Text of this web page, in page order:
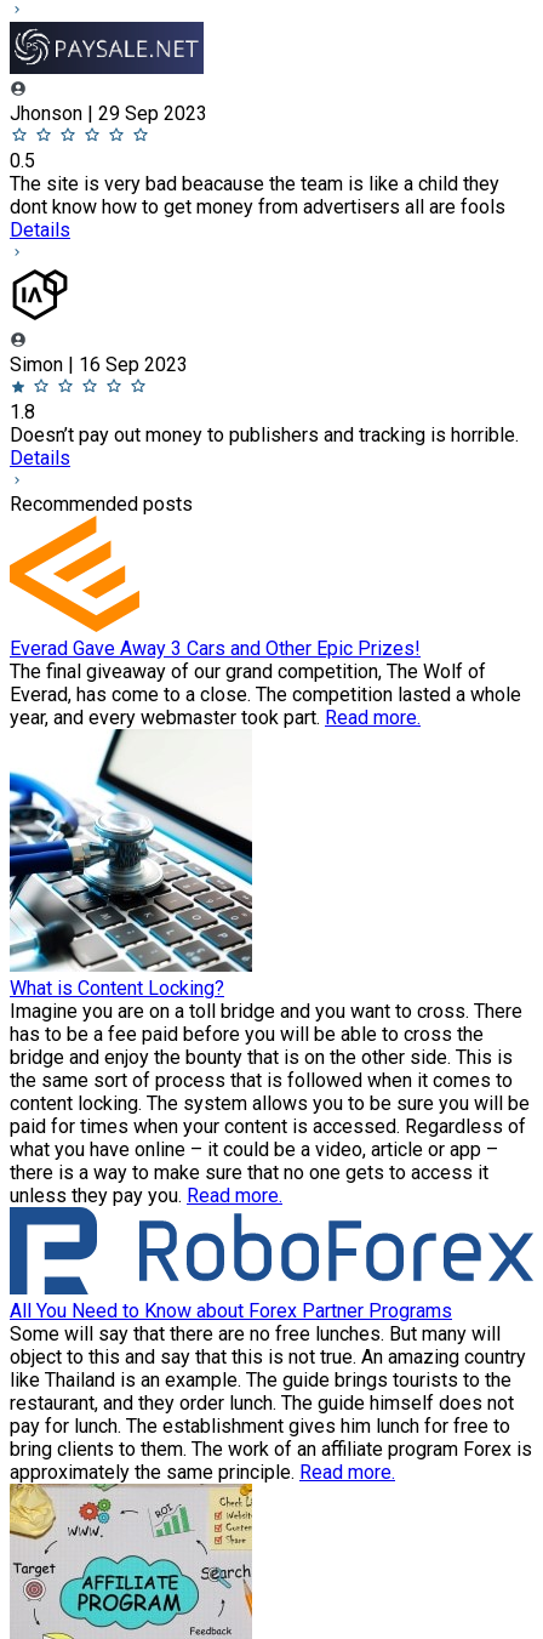
Jhonson | 29 Sep 2023
0.5
The site is very bad beacause the team is like a child they
dont know how to get money from advertisers all are fools
Details
Simon | 16 Sep 2023
1.8
Doesn’t pay out money to publishers and tracking is horrible.
Details
Recommended posts
Everad Gave Away 3 Cars and Other Epic Prizes!
The final giveaway of our grand competition, The Wolf of
Everad, has come to a close. The competition lasted a whole
year, and every webmaster took part. Read more.
What is Content Locking?
Imagine you are on a toll bridge and you want to cross. There
has to be a fee paid before you will be able to cross the
bridge and enjoy the bounty that is on the other side. This is
the same sort of process that is followed when it comes to
content locking. The system allows you to be sure you will be
paid for times when your content is accessed. Regardless of
what you have online – it could be a video, article or app –
there is a way to make sure that no one gets to access it
unless they pay you. Read more.
All You Need to Know about Forex Partner Programs
Some will say that there are no free lunches. But many will
object to this and say that this is not true. An amazing country
like Thailand is an example. The guide brings tourists to the
restaurant, and they order lunch. The guide himself does not
pay for lunch. The establishment gives him lunch for free to
bring clients to them. The work of an affiliate program Forex is
approximately the same principle. Read more.